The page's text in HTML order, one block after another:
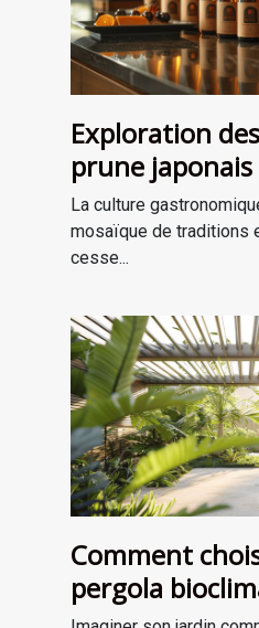
Exploration
prune
dans la
moderne
La culture
mosaïque de traditions
cesse...
Comment
pergola